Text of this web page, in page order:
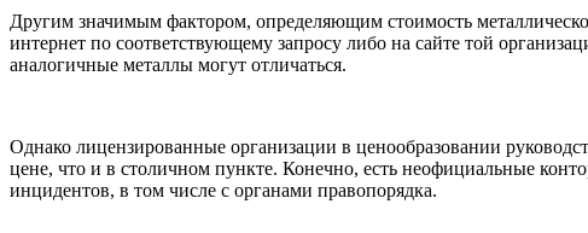
Другим значимым фактором, определяющим стоимость
интернет по соответствующему запросу либо на сайте той
аналогичные металлы могут отличаться.
Однако лицензированные организации в ценообразовании
цене, что и в столичном пункте. Конечно, есть неофициальные
инцидентов, в том числе с органами правопорядка.